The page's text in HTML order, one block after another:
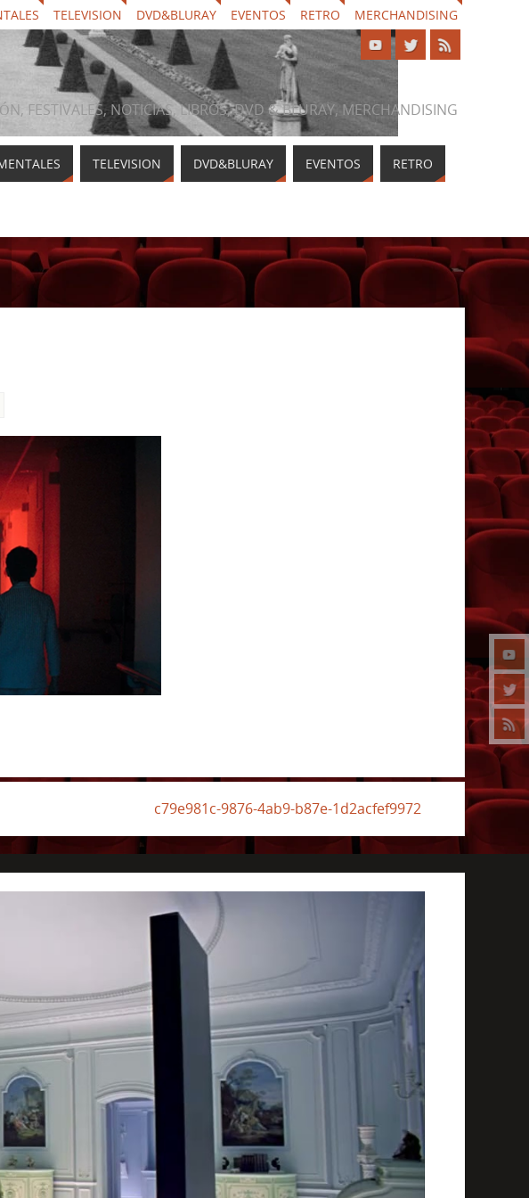
TELEVISION DVD&BLURAY EVENTOS RETRO MERCHANDISING
FESTIVALES, NOTICIAS, LIBROS, DVD & BLURAY, MERCHANDISING
TELEVISION DVD&BLURAY EVENTOS RETRO
c79e981c-9876-4ab9-b87e-1d2acfef9972